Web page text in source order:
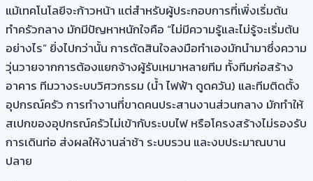
แม้เทคโนโลยีจะก้าวหน้า แต่สำหรับผู้ประกอบการที่เพิ่งเริ่มต้น
ทำครัวกลาง มักมีปัญหาหนักใจคือ “ไม่มีความรู้และไม่รู้จะเริ่มต้น
อย่างไร” ยิ่งไปกว่านั้น การตัดสินใจลงมือทำเองมักนำมาซึ่งความ
วุ่นวายจากการต้องแยกจ้างผู้รับเหมาหลายทีม ทั้งทีมก่อสร้าง
อาคาร ทีมวางระบบวิศวกรรม (น้ำ ไฟฟ้า ดูดควัน) และทีมติดตั้ง
อุปกรณ์ครัว การทำงานที่ขาดคนประสานงานส่วนกลาง มักทำให้
สเปกของอุปกรณ์ครัวไม่เข้ากับระบบไฟ หรือโครงสร้างไม่รองรับ
การเดินท่อ ส่งผลให้งานล่าช้า ระบบรวน และงบประมาณบาน
ปลาย